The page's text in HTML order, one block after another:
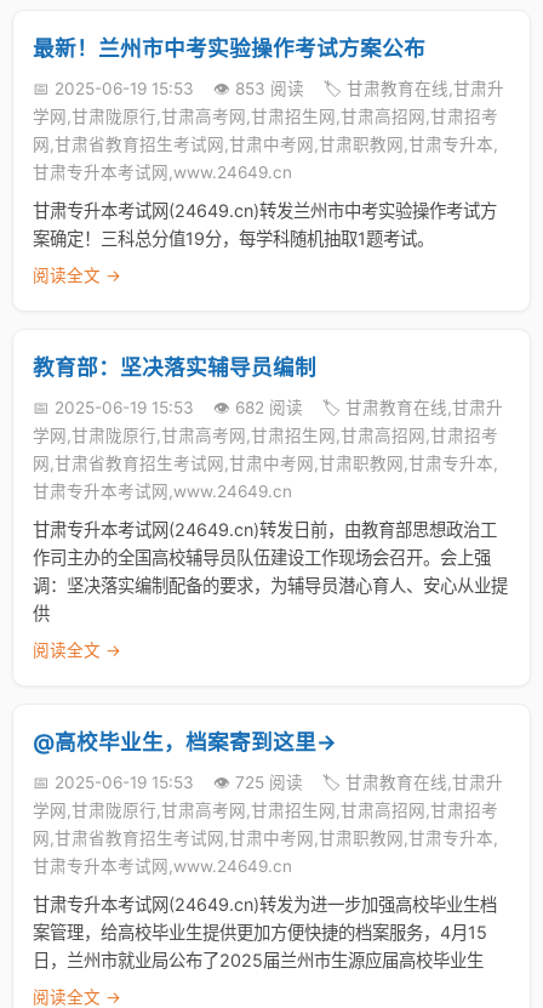
最新！兰州市中考实验操作考试方案公布
📅 2025-06-19 15:53 👁️ 853 阅读
🏷️ 甘肃教育在线,甘肃升
学网,甘肃陇原行,甘肃高考网,甘肃招生网,甘肃高招网,甘肃招考
网,甘肃省教育招生考试网,甘肃中考网,甘肃职教网,甘肃专升本,
甘肃专升本考试网,www.24649.cn
甘肃专升本考试网(24649.cn)转发兰州市中考实验操作考试方
案确定！三科总分值19分，每学科随机抽取1题考试。
阅读全文 →
教育部：坚决落实辅导员编制
📅 2025-06-19 15:53 👁️ 682 阅读
🏷️ 甘肃教育在线,甘肃升
学网,甘肃陇原行,甘肃高考网,甘肃招生网,甘肃高招网,甘肃招考
网,甘肃省教育招生考试网,甘肃中考网,甘肃职教网,甘肃专升本,
甘肃专升本考试网,www.24649.cn
甘肃专升本考试网(24649.cn)转发日前，由教育部思想政治工
作司主办的全国高校辅导员队伍建设工作现场会召开。会上强
调：坚决落实编制配备的要求，为辅导员潜心育人、安心从业提
供
阅读全文 →
@高校毕业生，档案寄到这里→
📅 2025-06-19 15:53 👁️ 725 阅读
🏷️ 甘肃教育在线,甘肃升
学网,甘肃陇原行,甘肃高考网,甘肃招生网,甘肃高招网,甘肃招考
网,甘肃省教育招生考试网,甘肃中考网,甘肃职教网,甘肃专升本,
甘肃专升本考试网,www.24649.cn
甘肃专升本考试网(24649.cn)转发为进一步加强高校毕业生档
案管理，给高校毕业生提供更加方便快捷的档案服务，4月15
日，兰州市就业局公布了2025届兰州市生源应届高校毕业生
阅读全文 →